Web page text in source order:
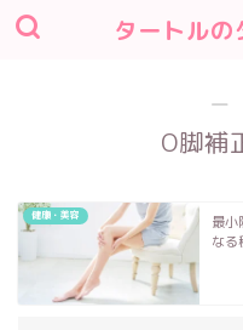
タートル
―
O脚補
健康・美容
最小
なる